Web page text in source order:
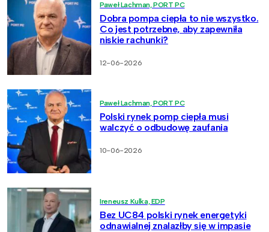
Paweł Lachman, PORT PC
Dobra pompa ciepła to nie wszystko.
Co jest potrzebne, aby zapewniła
niskie rachunki?
12-06-2026
Paweł Lachman, PORT PC
Polski rynek pomp ciepła musi
walczyć o odbudowę zaufania
10-06-2026
Ireneusz Kulka, EDP
Bez UC84 polski rynek energetyki
odnawialnej znalazłby się w impasie